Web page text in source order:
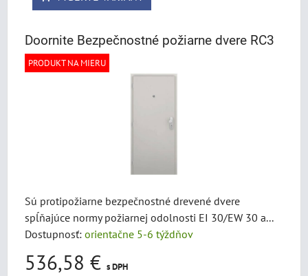
Doornite Bezpečnostné požiarne dvere RC3
PRODUKT NA MIERU
Sú protipožiarne bezpečnostné drevené dvere
spĺňajúce normy požiarnej odolnosti EI 30/EW 30 a...
Dostupnosť: orientačne 5-6 týždňov
536,58 € s DPH